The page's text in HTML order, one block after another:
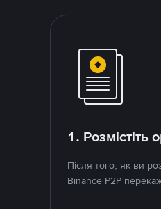
1. Розмістіть
Після того, як ви
Binance P2P